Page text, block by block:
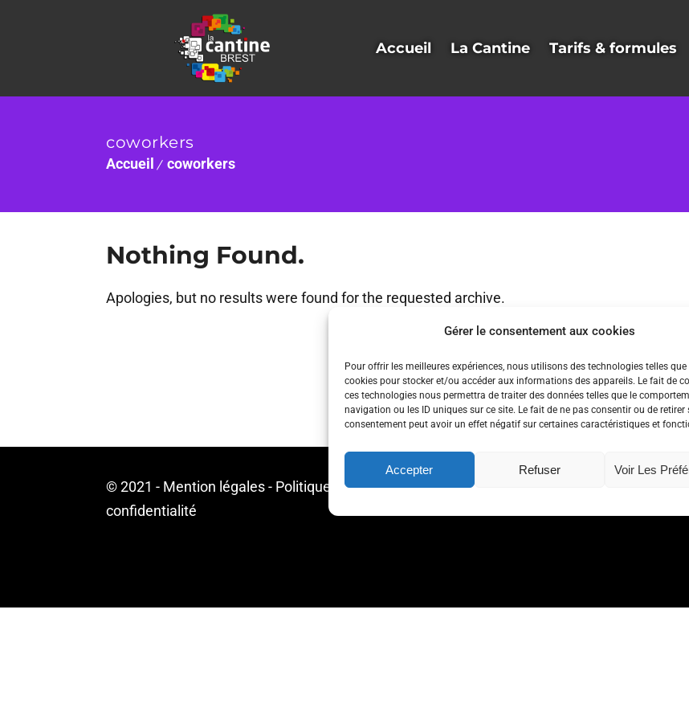
Gérer le consentement aux cookies
Pour offrir les meilleures expériences, nous utilisons des technologies telles que
cookies pour stocker et/ou accéder aux informations des appareils. Le fait de
ces technologies nous permettra de traiter des données telles que le
navigation ou les ID uniques sur ce site. Le fait de ne pas consentir ou de retirer
consentement peut avoir un effet négatif sur certaines caractéristiques et
Accepter Refuser Voir Les
Accueil La Cantine Tarifs & formules
coworkers
Accueil coworkers
Nothing Found.
Apologies, but no results were found for the requested archive.
© 2021 - Mention légales- Politique de
confidentialité